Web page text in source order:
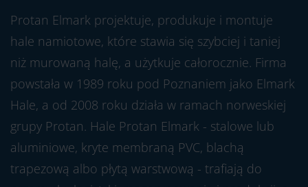
Protan Elmark projektuje, produkuje i montuje
hale namiotowe, które stawia się szybciej i taniej
niż murowaną halę, a użytkuje całorocznie. Firma
powstała w 1989 roku pod Poznaniem jako Elmark
Hale, a od 2008 roku działa w ramach norweskiej
grupy Protan. Hale Protan Elmark - stalowe lub
aluminiowe, kryte membraną PVC, blachą
trapezową albo płytą warstwową - trafiają do